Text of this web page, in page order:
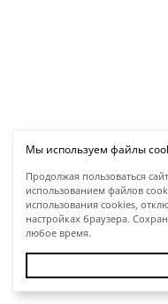
Мы используем файлы
Продолжая пользоваться
использованием файлов
использования cookies,
настройках браузера.
любое время.